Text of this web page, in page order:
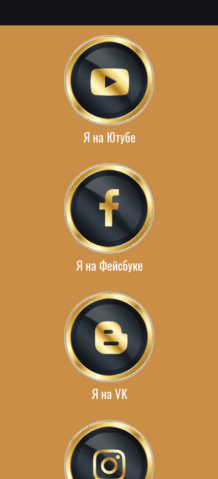
Я на Ютубе
Я на Фейсбуке
Я на VK